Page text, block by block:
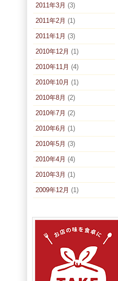
2011年3月 (3)
2011年2月 (1)
2011年1月 (3)
2010年12月 (1)
2010年11月 (4)
2010年10月 (1)
2010年8月 (2)
2010年7月 (2)
2010年6月 (1)
2010年5月 (3)
2010年4月 (4)
2010年3月 (1)
2009年12月 (1)